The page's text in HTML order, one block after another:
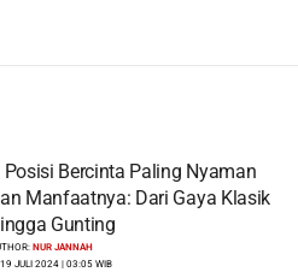
Posisi Bercinta Paling Nyaman
Manfaatnya: Dari Gaya Klasik
Gunting
NUR JANNAH
19 JULI 2024 | 03:05 WIB